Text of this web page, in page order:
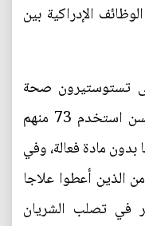
الإدراكية بين
تستوستيرون صحة
القلب لدى 138 رجلا كبيرا في السن استخدم 73 منهم
واستخدم 65 علاجا بدون مادة فعالة، وفي
الذين أعطوا علاجا
في تصلب الشريان